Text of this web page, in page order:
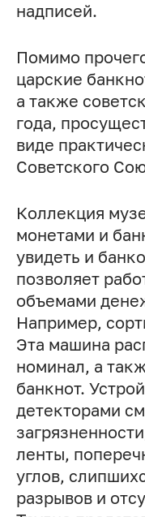
надписей.
Помимо
царские
а также
года,
виде
Советского
Коллекция
монетами и
увидеть и
позволяет
объемами
Например,
Эта машина
номинал, а
банкнот.
детекторами
ленты,
углов,
разрывов и